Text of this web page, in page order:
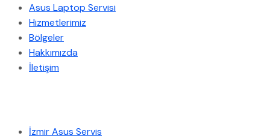
Asus Laptop Servisi
Hizmetlerimiz
Bölgeler
Hakkımızda
İletişim
İzmir Asus Servis